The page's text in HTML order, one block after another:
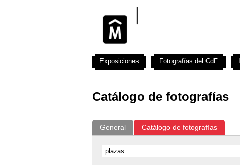
Catálogo de fotografías
General Catálogo de fotografías
Exposiciones Fotografías del CdF